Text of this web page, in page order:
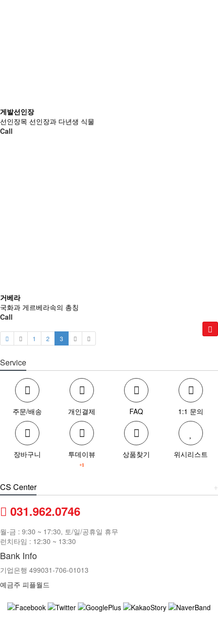
게발선인장
선인장목 선인장과 다년생 식물
Call
거베라
국화과 게르베라속의 총칭
Call
1 2 3
Service
주문/배송 개인결제 FAQ 1:1 문의
장바구니 투데이뷰
+1
상품찾기 위시리스트
+
CS Center
031.962.0746
월-금 : 9:30 ~ 17:30, 토/일/공휴일 휴무
런치타임 : 12:30 ~ 13:30
Bank Info
기업은행 499031-706-01013
예금주 피플월드